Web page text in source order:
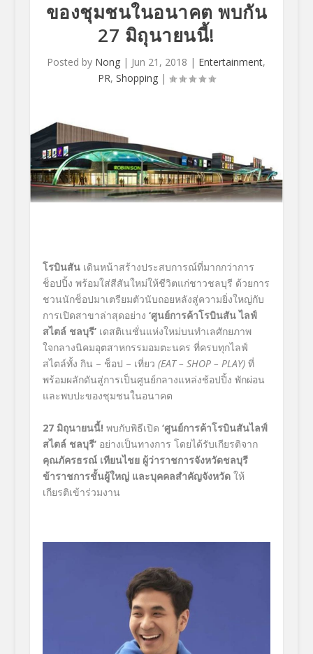
ของชุมชนในอนาคต พบกัน
27 มิถุนายนนี้!
Posted by Nong | Jun 21, 2018 | Entertainment,
PR, Shopping|
โรบินสัน เดินหน้าสร้างประสบการณ์ที่มากกว่าการ
ช็อปปิ้ง พร้อมใส่สีสันใหม่ให้ชีวิตแก่ชาวชลบุรี ด้วยการ
ชวนนักช็อปมาเตรียมตัวนับถอยหลังสู่ความยิ่งใหญ่กับ
การเปิดสาขาล่าสุดอย่าง ‘ศูนย์การค้าโรบินสัน ไลฟ์
สไตล์ ชลบุรี’เดสติเนชั่นแห่งใหม่บนทำเลศักยภาพ
ใจกลางนิคมอุตสาหกรรมอมตะนคร ที่ครบทุกไลฟ์
สไตล์ทั้ง กิน – ช็อป – เที่ยว (EAT – SHOP – PLAY)ที่
พร้อมผลักดันสู่การเป็นศูนย์กลางแหล่งช้อปปิ้ง พักผ่อน
และพบปะของชุมชนในอนาคต
27 มิถุนายนนี้! พบกับพิธีเปิด ‘ศูนย์การค้าโรบินสันไลฟ์
สไตล์ ชลบุรี’อย่างเป็นทางการ โดยได้รับเกียรติจาก
คุณภัครธรณ์ เทียนไชย ผู้ว่าราชการจังหวัดชลบุรี
ข้าราชการชั้นผู้ใหญ่ และบุคคลสำคัญจังหวัด ให้
เกียรติเข้าร่วมงาน